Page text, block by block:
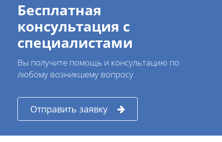
Бесплатная
консультация с
специалистами
Вы получите помощь и консультацию по
любому возникшему вопросу
Отправить заявку